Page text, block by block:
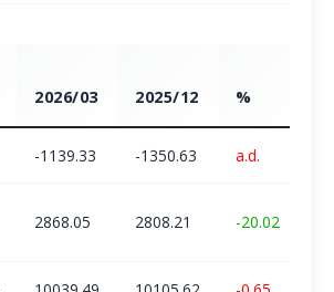
2026/03 2025/12 %
-1139.33 -1350.63 a.d.
2868.05 2808.21 -20.02